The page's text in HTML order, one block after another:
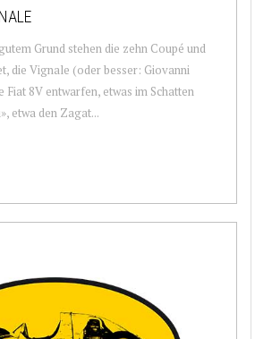
Grund stehen die zehn Coupé und
die Vignale (oder besser: Giovanni
8V entwarfen, etwas im Schatten
etwa den Zagat...